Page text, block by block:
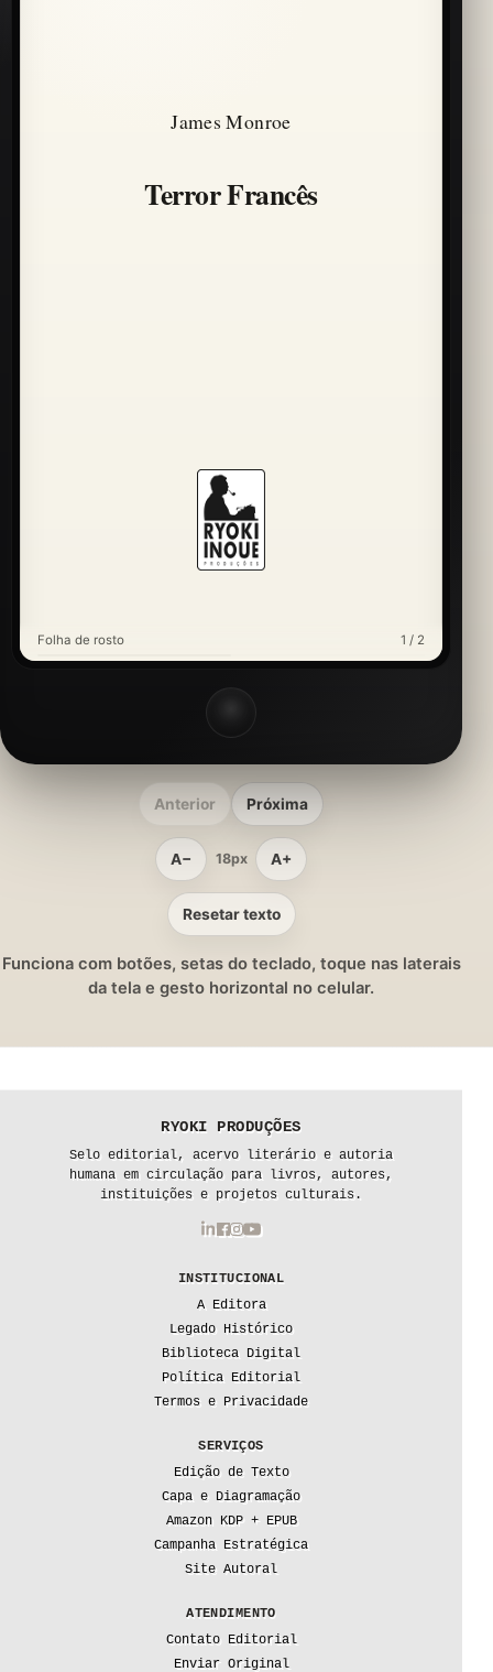
James Monroe
Terror Francês
Folha de rosto 1 / 2
Anterior Próxima
A− 18px A+
Resetar texto
Funciona com botões, setas do teclado, toque nas laterais
da tela e gesto horizontal no celular.
RYOKI PRODUÇÕES
Selo editorial, acervo literário e autoria
humana em circulação para livros, autores,
instituições e projetos culturais.
INSTITUCIONAL
A Editora
Legado Histórico
Biblioteca Digital
Política Editorial
Termos e Privacidade
SERVIÇOS
Edição de Texto
Capa e Diagramação
Amazon KDP + EPUB
Campanha Estratégica
Site Autoral
ATENDIMENTO
Contato Editorial
Enviar Original